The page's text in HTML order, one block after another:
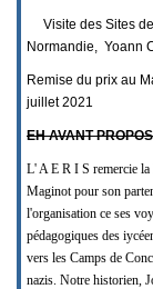
Visite des Sites de
Normandie, Yoann
Remise du prix au
juillet 2021
EH AVANT PROPOS
L' A E R I S remercie la
Maginot pour son
l'organisation ce ses
pédagogiques des
vers les Camps de
nazis. Notre historien,